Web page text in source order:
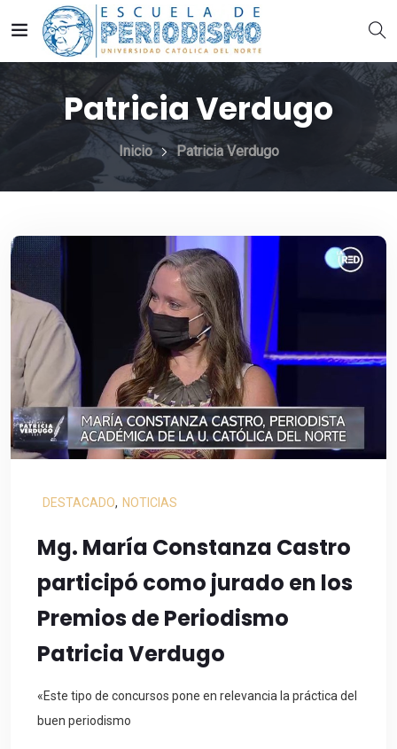
Patricia Verdugo
Inicio Patricia Verdugo
DESTACADO, NOTICIAS
Mg. María Constanza Castro
participó como jurado en los
Premios de Periodismo
Patricia Verdugo
«Este tipo de concursos pone en relevancia la práctica del
buen periodismo